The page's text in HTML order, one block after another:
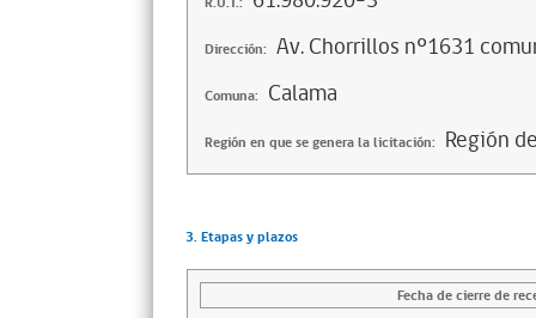
Dirección: Av. Chorrillos nº1631
Comuna: Calama
Región en que se genera la licitación: Región
3. Etapas y plazos
Fecha de cierre de